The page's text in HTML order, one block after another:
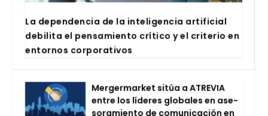
La depen­den­cia de la inte­li­gen­cia arti­fi­cial
debi­li­ta el pen­sa­mien­to crí­ti­co y el cri­te­rio en
entor­nos cor­po­ra­ti­vos
Mer­ger­mar­ket sitúa a ATRE­VIA
entre los líde­res glo­ba­les en ase­
so­ra­mien­to de comu­ni­ca­ción en